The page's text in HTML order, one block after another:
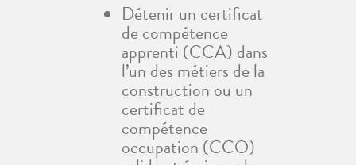
Détenir un certificat
de compétence
apprenti (CCA) dans
l’un des métiers de la
construction ou un
certificat de
compétence
occupation (CCO)